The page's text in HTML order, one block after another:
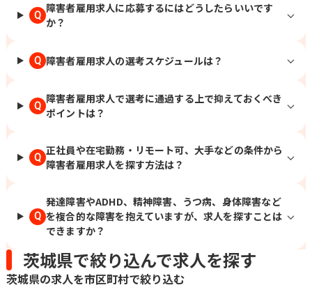
Q
障害者雇用求人に応募するにはどうしたらいいです
か？
Q 障害者雇用求人の選考スケジュールは？
Q
障害者雇用求人で選考に通過する上で抑えておくべき
ポイントは？
Q
正社員や在宅勤務・リモート可、大手などの条件から
障害者雇用求人を探す方法は？
Q
発達障害やADHD、精神障害、うつ病、身体障害など
を複合的な障害を抱えていますが、求人を探すことは
できますか？
茨城県で絞り込んで求人を探す
茨城県の求人を市区町村で絞り込む